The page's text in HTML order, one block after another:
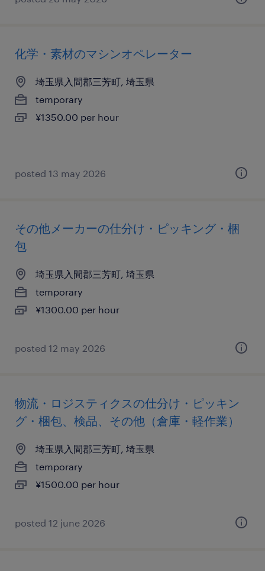
化学・素材のマシンオペレーター
埼玉県入間郡三芳町, 埼玉県
temporary
¥1350.00 per hour
posted 13 may 2026
その他メーカーの仕分け・ピッキング・梱
包
埼玉県入間郡三芳町, 埼玉県
temporary
¥1300.00 per hour
posted 12 may 2026
物流・ロジスティクスの仕分け・ピッキン
グ・梱包、検品、その他（倉庫・軽作業）
埼玉県入間郡三芳町, 埼玉県
temporary
¥1500.00 per hour
posted 12 june 2026